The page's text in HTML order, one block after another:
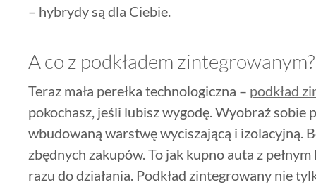
– hybrydy są dla Ciebie.
A co z podkładem zintegrowanym?
Teraz mała perełka technologiczna – podkład
pokochasz, jeśli lubisz wygodę. Wyobraź sobie
wbudowaną warstwę wyciszającą i izolacyjną.
zbędnych zakupów. To jak kupno auta z
razu do działania. Podkład zintegrowany nie